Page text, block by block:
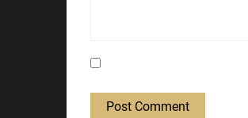
Post Comment